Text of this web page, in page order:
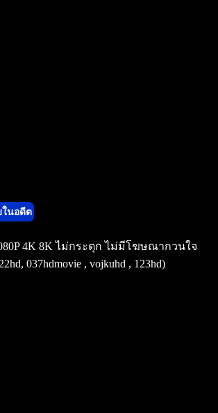
ในอดีต
4K 8K ไม่กระตุก ไม่มีโฆษณากวนใจ
037hdmovie , vojkuhd , 123hd)